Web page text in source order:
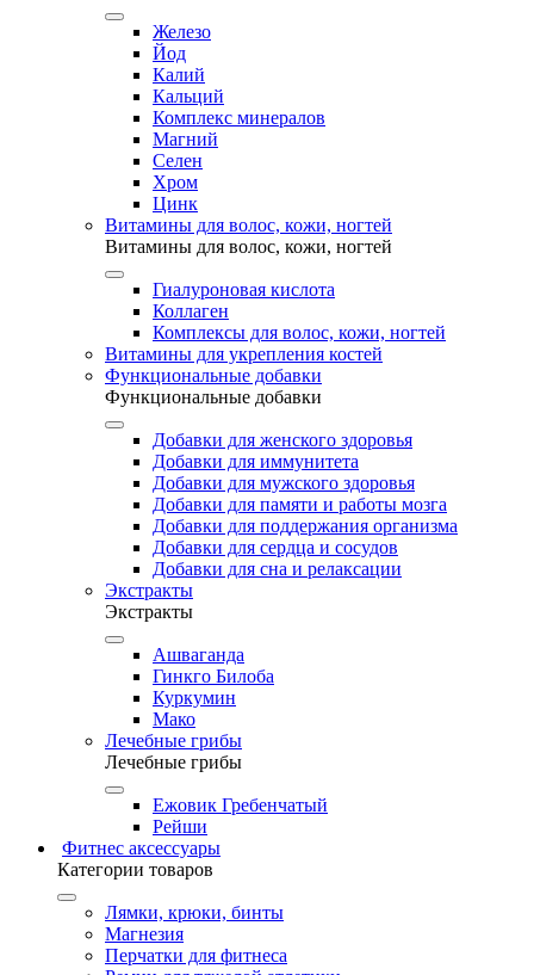
Железо
Йод
Калий
Кальций
Комплекс минералов
Магний
Селен
Хром
Цинк
Витамины для волос, кожи, ногтей
Витамины для волос, кожи, ногтей
Гиалуроновая кислота
Коллаген
Комплексы для волос, кожи, ногтей
Витамины для укрепления костей
Функциональные добавки
Функциональные добавки
Добавки для женского здоровья
Добавки для иммунитета
Добавки для мужского здоровья
Добавки для памяти и работы мозга
Добавки для поддержания организма
Добавки для сердца и сосудов
Добавки для сна и релаксации
Экстракты
Экстракты
Ашваганда
Гинкго Билоба
Куркумин
Мако
Лечебные грибы
Лечебные грибы
Ежовик Гребенчатый
Рейши
Фитнес аксессуары
Категории товаров
Лямки, крюки, бинты
Магнезия
Перчатки для фитнеса